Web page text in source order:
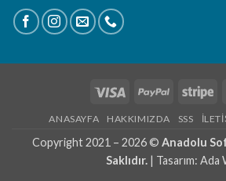
Visa PayPal
ANASAYFA HAKKIMIZDA SSS
Copyright 2021 – 2026 © Anadolu
Saklıdır.| Tasarım: Ada